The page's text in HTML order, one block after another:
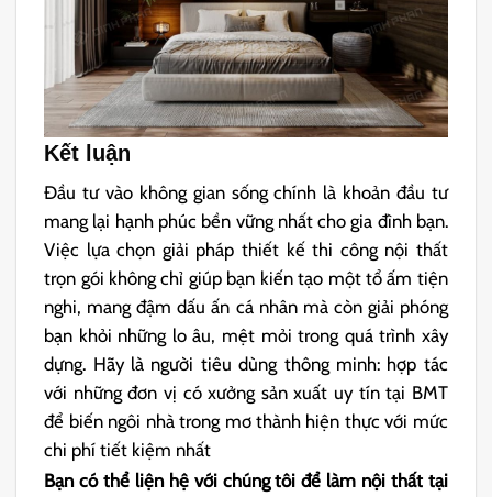
Kết luận
Đầu tư vào không gian sống chính là khoản đầu tư
mang lại hạnh phúc bền vững nhất cho gia đình bạn.
Việc lựa chọn giải pháp thiết kế thi công nội thất
trọn gói không chỉ giúp bạn kiến tạo một tổ ấm tiện
nghi, mang đậm dấu ấn cá nhân mà còn giải phóng
bạn khỏi những lo âu, mệt mỏi trong quá trình xây
dựng. Hãy là người tiêu dùng thông minh: hợp tác
với những đơn vị có xưởng sản xuất uy tín tại BMT
để biến ngôi nhà trong mơ thành hiện thực với mức
chi phí tiết kiệm nhất
Bạn có thể liện hệ với chúng tôi để làm nội thất tại